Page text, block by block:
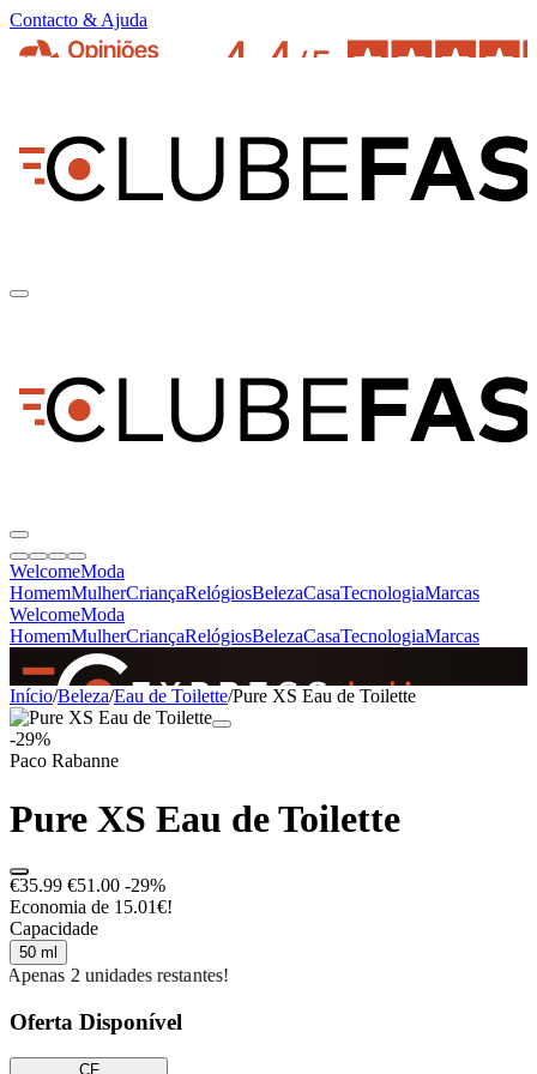
Contacto & Ajuda
WelcomeModa
HomemMulherCriançaRelógiosBelezaCasaTecnologiaMarcas
WelcomeModa
HomemMulherCriançaRelógiosBelezaCasaTecnologiaMarcas
SINCE 2005
Início/Beleza/Eau de Toilette/Pure XS Eau de Toilette
-29%
Paco Rabanne
Pure XS Eau de Toilette
€35.99 €51.00 -29%
Economia de 15.01€!
Capacidade
50 ml
Apenas 2 unidades restantes!
Oferta Disponível
CF